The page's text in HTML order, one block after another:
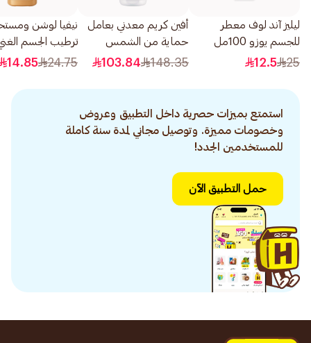
ليليز آند لوف معطر
للجسم يوزو 100مل
25
12.5
أفين كريم معدني بعامل
حماية من الشمس
بدرجة 50+ للبشرة 148.35
103.84
نيفيا لوشن
ترطيب الجسم
الكاكاو 250مل
24.75
14.85
استمتع بميزات حصرية داخل التطبيق وعروض
وخصومات مميزة. وتوصيل مجاني لمدة سنة كاملة
للمستخدمين الجدد!
حمل التطبيق الآن